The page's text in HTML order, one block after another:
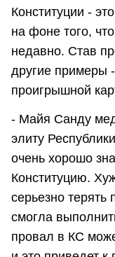
Конституции -
на фоне того,
недавно. Став
другие примеры
проигрышной
- Майя Санду
элиту
очень хорошо
Конституцию.
серьезно терять
смогла
провал в КС